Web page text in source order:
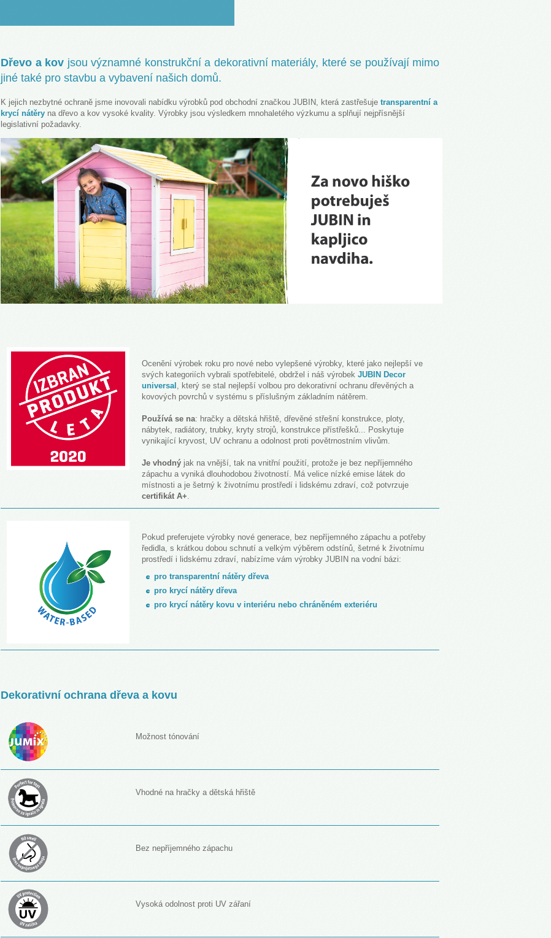
Dřevo a kov jsou významné konstrukční a dekorativní materiály, které se používají mimo
jiné také pro stavbu a vybavení našich domů.
K jejich nezbytné ochraně jsme inovovali nabídku výrobků pod obchodní značkou JUBIN, která zastřešuje transparentní a
krycí nátěry na dřevo a kov vysoké kvality. Výrobky jsou výsledkem mnohaletého výzkumu a splňují nejpřísnější
legislativní požadavky.
Ocenění výrobek roku pro nové nebo vylepšené výrobky, které jako nejlepší ve
svých kategoriích vybrali spotřebitelé, obdržel i náš výrobek JUBIN Decor
universal , který se stal nejlepší volbou pro dekorativní ochranu dřevěných a
kovových povrchů v systému s příslušným základním nátěrem.
Používá se na: hračky a dětská hřiště, dřevěné střešní konstrukce, ploty,
nábytek, radiátory, trubky, kryty strojů, konstrukce přístřešků... Poskytuje
vynikající kryvost, UV ochranu a odolnost proti povětrnostním vlivům.
Je vhodný jak na vnější, tak na vnitřní použití, protože je bez nepříjemného
zápachu a vyniká dlouhodobou životností. Má velice nízké emise látek do
místnosti a je šetrný k životnímu prostředí i lidskému zdraví, což potvrzuje
certifikát A+.
Pokud preferujete výrobky nové generace, bez nepříjemného zápachu a potřeby
ředidla, s krátkou dobou schnutí a velkým výběrem odstínů, šetrné k životnímu
prostředí i lidskému zdraví, nabízíme vám výrobky JUBIN na vodní bázi:
pro transparentní nátěry dřeva
pro krycí nátěry dřeva
pro krycí nátěry kovu v interiéru nebo chráněném exteriéru
Dekorativní ochrana dřeva a kovu
Možnost tónování
Vhodné na hračky a dětská hřiště
Bez nepříjemného zápachu
Vysoká odolnost proti UV zářaní